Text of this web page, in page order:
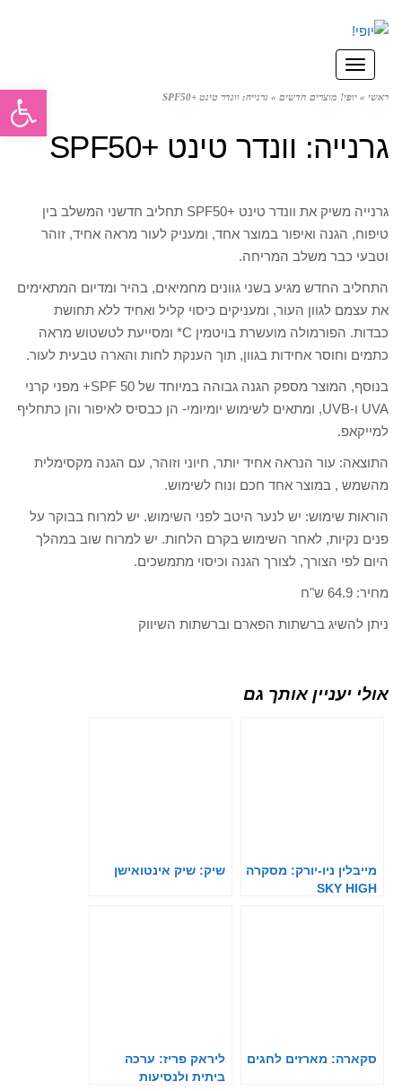
תפריט
ראשי » יופי! מוצרים חדשים » גרנייה: וונדר טינט +SPF50
גרנייה: וונדר טינט +SPF50
גרנייה משיק את וונדר טינט +SPF50 תחליב חדשני המשלב בין
טיפוח, הגנה ואיפור במוצר אחד, ומעניק לעור מראה אחיד, זוהר
וטבעי כבר משלב המריחה.
התחליב החדש מגיע בשני גוונים מחמיאים, בהיר ומדיום המתאימים
את עצמם לגוון העור, ומעניקים כיסוי קליל ואחיד ללא תחושת
כבדות. הפורמולה מועשרת בויטמין C* ומסייעת לטשטוש מראה
כתמים וחוסר אחידות בגוון, תוך הענקת לחות והארה טבעית לעור.
בנוסף, המוצר מספק הגנה גבוהה במיוחד של SPF 50+ מפני קרני
UVA ו-UVB, ומתאים לשימוש יומיומי- הן כבסיס לאיפור והן כתחליף
למייקאפ.
התוצאה: עור הנראה אחיד יותר, חיוני וזוהר, עם הגנה מקסימלית
מהשמש , במוצר אחד חכם ונוח לשימוש.
הוראות שימוש: יש לנער היטב לפני השימוש. יש למרוח בבוקר על
פנים נקיות, לאחר השימוש בקרם הלחות. יש למרוח שוב במהלך
היום לפי הצורך, לצורך הגנה וכיסוי מתמשכים.
מחיר: 64.9 ש"ח
ניתן להשיג ברשתות הפארם וברשתות השיווק
אולי יעניין אותך גם
מייבלין ניו-יורק: מסקרה
SKY HIGH
שיק: שיק אינטואישן
סקארה: מארזים לחגים
ליראק פריז: ערכה
ביתית ולנסיעות
פתח